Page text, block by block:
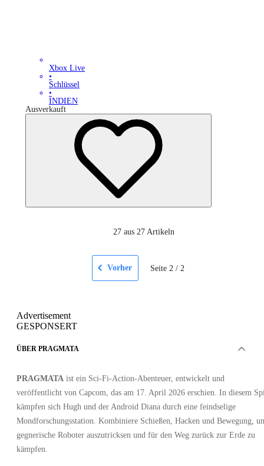
Xbox Live
•
Schlüssel
•
INDIEN
Ausverkauft
27 aus 27 Artikeln
Vorher Seite 2 / 2
Advertisement
GESPONSERT
ÜBER PRAGMATA
PRAGMATA ist ein Sci-Fi-Action-Abenteuer, entwickelt und
veröffentlicht von Capcom, das am 17. April 2026 erschien. In diesem
kämpfen sich Hugh und der Android Diana durch eine feindselige
Mondforschungsstation. Kombiniere Schießen, Hacken und Bewegung,
gegnerische Roboter auszutricksen und für den Weg zurück zur Erde zu
kämpfen.